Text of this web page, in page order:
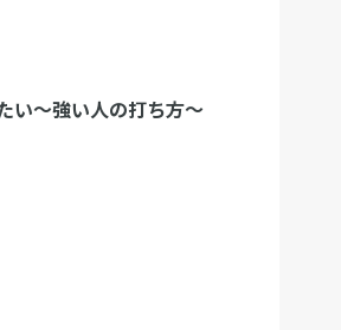
い〜強い人の打ち方〜